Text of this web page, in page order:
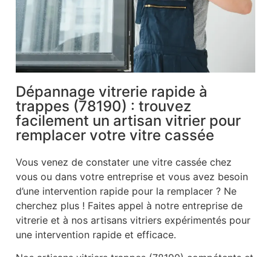
Dépannage vitrerie rapide à
trappes (78190) : trouvez
facilement un artisan vitrier pour
remplacer votre vitre cassée
Vous venez de constater une vitre cassée chez
vous ou dans votre entreprise et vous avez besoin
d’une intervention rapide pour la remplacer ? Ne
cherchez plus ! Faites appel à notre entreprise de
vitrerie et à nos artisans vitriers expérimentés pour
une intervention rapide et efficace.